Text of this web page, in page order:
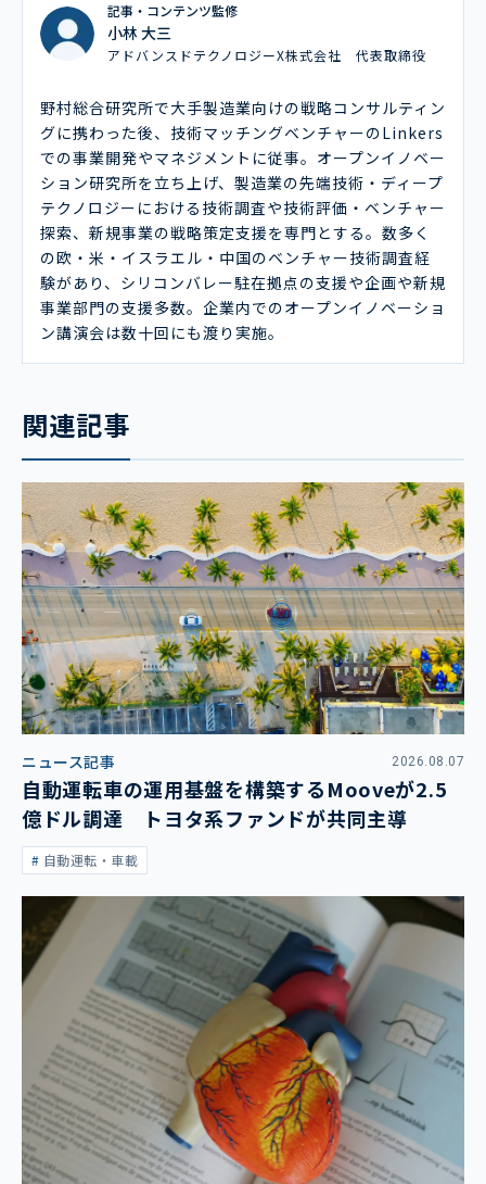
記事・コンテンツ監修
小林 大三
アドバンスドテクノロジーX株式会社 代表取締役
野村総合研究所で大手製造業向けの戦略コンサルティン
グに携わった後、技術マッチングベンチャーのLinkers
での事業開発やマネジメントに従事。オープンイノベー
ション研究所を立ち上げ、製造業の先端技術・ディープ
テクノロジーにおける技術調査や技術評価・ベンチャー
探索、新規事業の戦略策定支援を専門とする。数多く
の欧・米・イスラエル・中国のベンチャー技術調査経
験があり、シリコンバレー駐在拠点の支援や企画や新規
事業部門の支援多数。企業内でのオープンイノベーショ
ン講演会は数十回にも渡り実施。
関連記事
ニュース記事 2026.08.07
自動運転車の運用基盤を構築するMooveが2.5
億ドル調達 トヨタ系ファンドが共同主導
自動運転・車載